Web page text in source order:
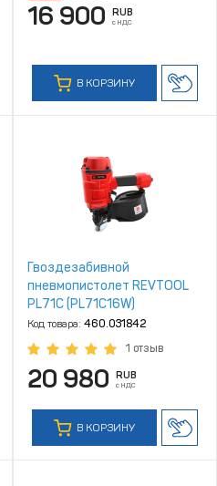
16 900 RUB
с НДС
В КОРЗИНУ
Гвоздезабивной
пневмопистолет REVTOOL
PL71C (PL71C16W)
Код товара: 460.031842
1 отзыв
20 980 RUB
с НДС
В КОРЗИНУ